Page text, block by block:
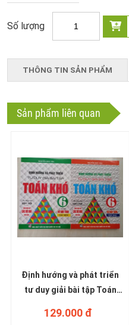
THÔNG TIN SẢN PHẨM
Sản phẩm liên quan
Định hướng và phát triển
tư duy giải bài tập Toán
Tấn
129.000 đ